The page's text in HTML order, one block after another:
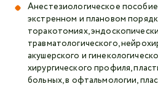
Анестезиологическое
экстренном и плановом
торакотомиях,
травматологического,
акушерского и
хирургического профиля,
больных, в офтальмологии,